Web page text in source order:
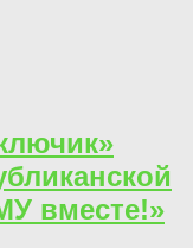
вместе!»